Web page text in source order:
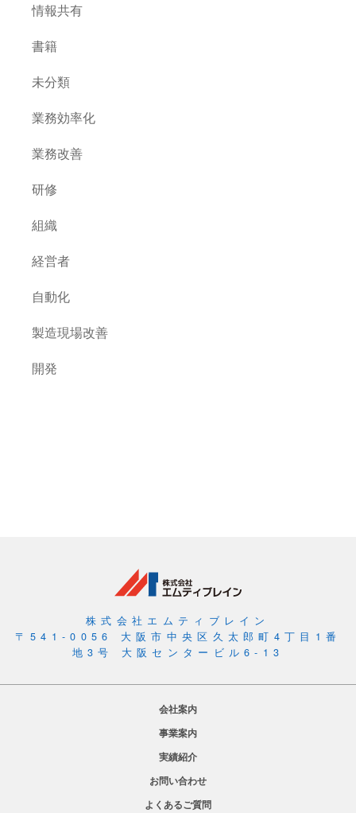
情報共有
書籍
未分類
業務効率化
業務改善
研修
組織
経営者
自動化
製造現場改善
開発
株式会社エムティブレイン
〒541-0056 大阪市中央区久太郎町4丁目1番
地3号 大阪センタービル6-13
会社案内
事業案内
実績紹介
お問い合わせ
よくあるご質問